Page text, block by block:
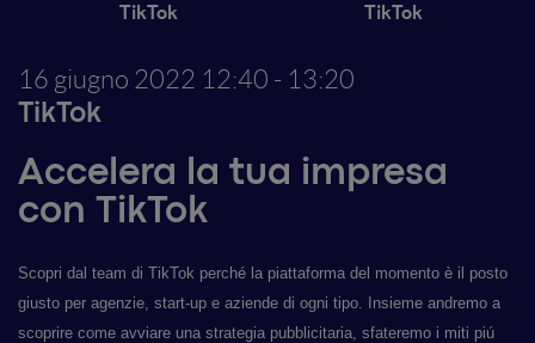
TikTok TikTok
16 giugno 2022 12:40 - 13:20
TikTok
Accelera la tua impresa
con TikTok
Scopri dal team di TikTok perché la piattaforma del momento è il posto
giusto per agenzie, start-up e aziende di ogni tipo. Insieme andremo a
scoprire come avviare una strategia pubblicitaria, sfateremo i miti piú